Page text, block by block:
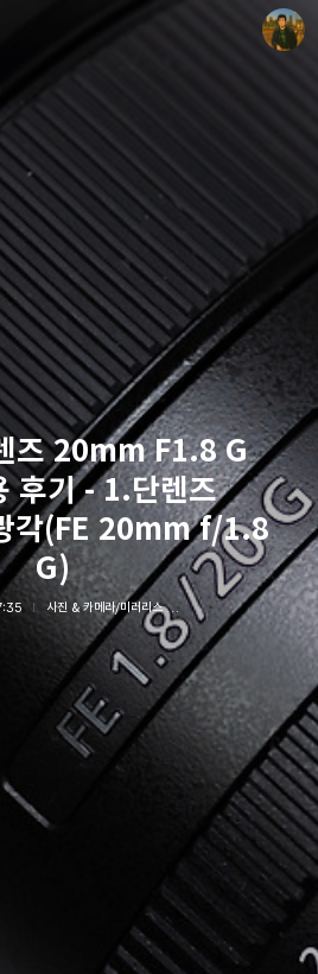
즈 20mm F1.8 G
후기 - 1.단렌즈
각(FE 20mm f/1.8
G)
사진 & 카메라/미러리스 카메라
빛으로 쓴 편지
mistyfriday